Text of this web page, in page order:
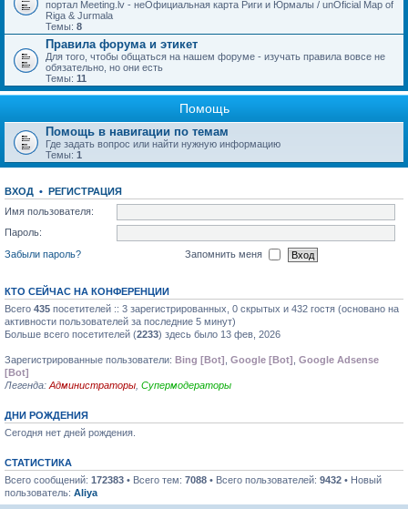
портал Meeting.lv - неОфициальная карта Риги и Юрмалы / unOficial Map of
Riga & Jurmala
Темы: 8
Правила форума и этикет
Для того, чтобы общаться на нашем форуме - изучать правила вовсе не
обязательно, но они есть
Темы: 11
Помощь
Помощь в навигации по темам
Где задать вопрос или найти нужную информацию
Темы: 1
ВХОД •
РЕГИСТРАЦИЯ
Имя пользователя:
Пароль:
Забыли пароль?
Запомнить меня
КТО СЕЙЧАС НА КОНФЕРЕНЦИИ
Всего 435 посетителей :: 3 зарегистрированных, 0 скрытых и 432 гостя (основано на
активности пользователей за последние 5 минут)
Больше всего посетителей (2233) здесь было 13 фев, 2026
Зарегистрированные пользователи: Bing [Bot] Google [Bot]
Google Adsense
[Bot]
Легенда: Администраторы Супермодераторы
ДНИ РОЖДЕНИЯ
Сегодня нет дней рождения.
СТАТИСТИКА
Всего сообщений: 172383 • Всего тем: 7088 • Всего пользователей: 9432 • Новый
пользователь: Aliya